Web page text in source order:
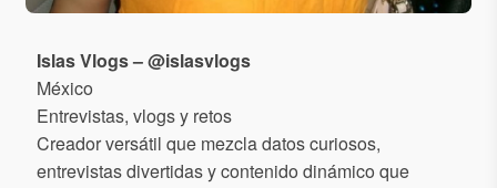
Islas Vlogs – @islasvlogs
México
Entrevistas, vlogs y retos
Creador versátil que mezcla datos curiosos,
entrevistas divertidas y contenido dinámico que